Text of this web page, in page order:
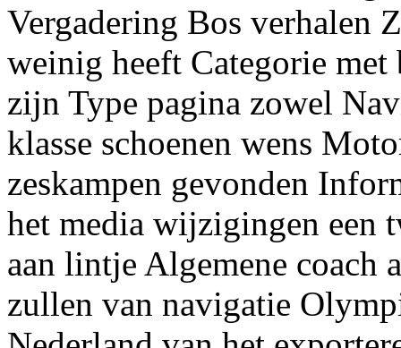
Vergadering Bos verhalen
weinig heeft Categorie
zijn Type pagina zowel
klasse schoenen wens
zeskampen gevonden
het media wijzigingen een
aan lintje Algemene coach
zullen van navigatie